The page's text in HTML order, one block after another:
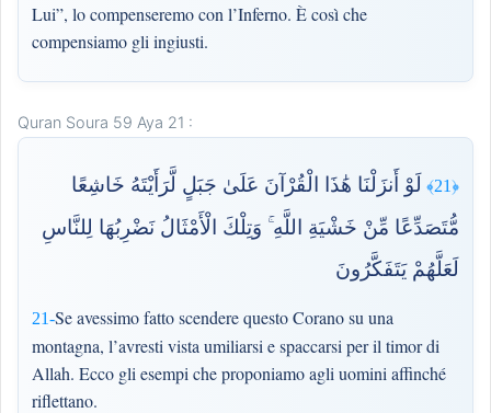
Lui”, lo compenseremo con l’Inferno. È così che
compensiamo gli ingiusti.
Quran Soura 59 Aya 21 :
﴿21﴾
لَوْ أَنزَلْنَا هَٰذَا الْقُرْآنَ عَلَىٰ جَبَلٍ لَّرَأَيْتَهُ خَاشِعًا
مُّتَصَدِّعًا مِّنْ خَشْيَةِ اللَّهِ ۚ وَتِلْكَ الْأَمْثَالُ نَضْرِبُهَا لِلنَّاسِ
لَعَلَّهُمْ يَتَفَكَّرُونَ
21-Se avessimo fatto scendere questo Corano su una
montagna, l’avresti vista umiliarsi e spaccarsi per il timor di
Allah. Ecco gli esempi che proponiamo agli uomini affinché
riflettano.